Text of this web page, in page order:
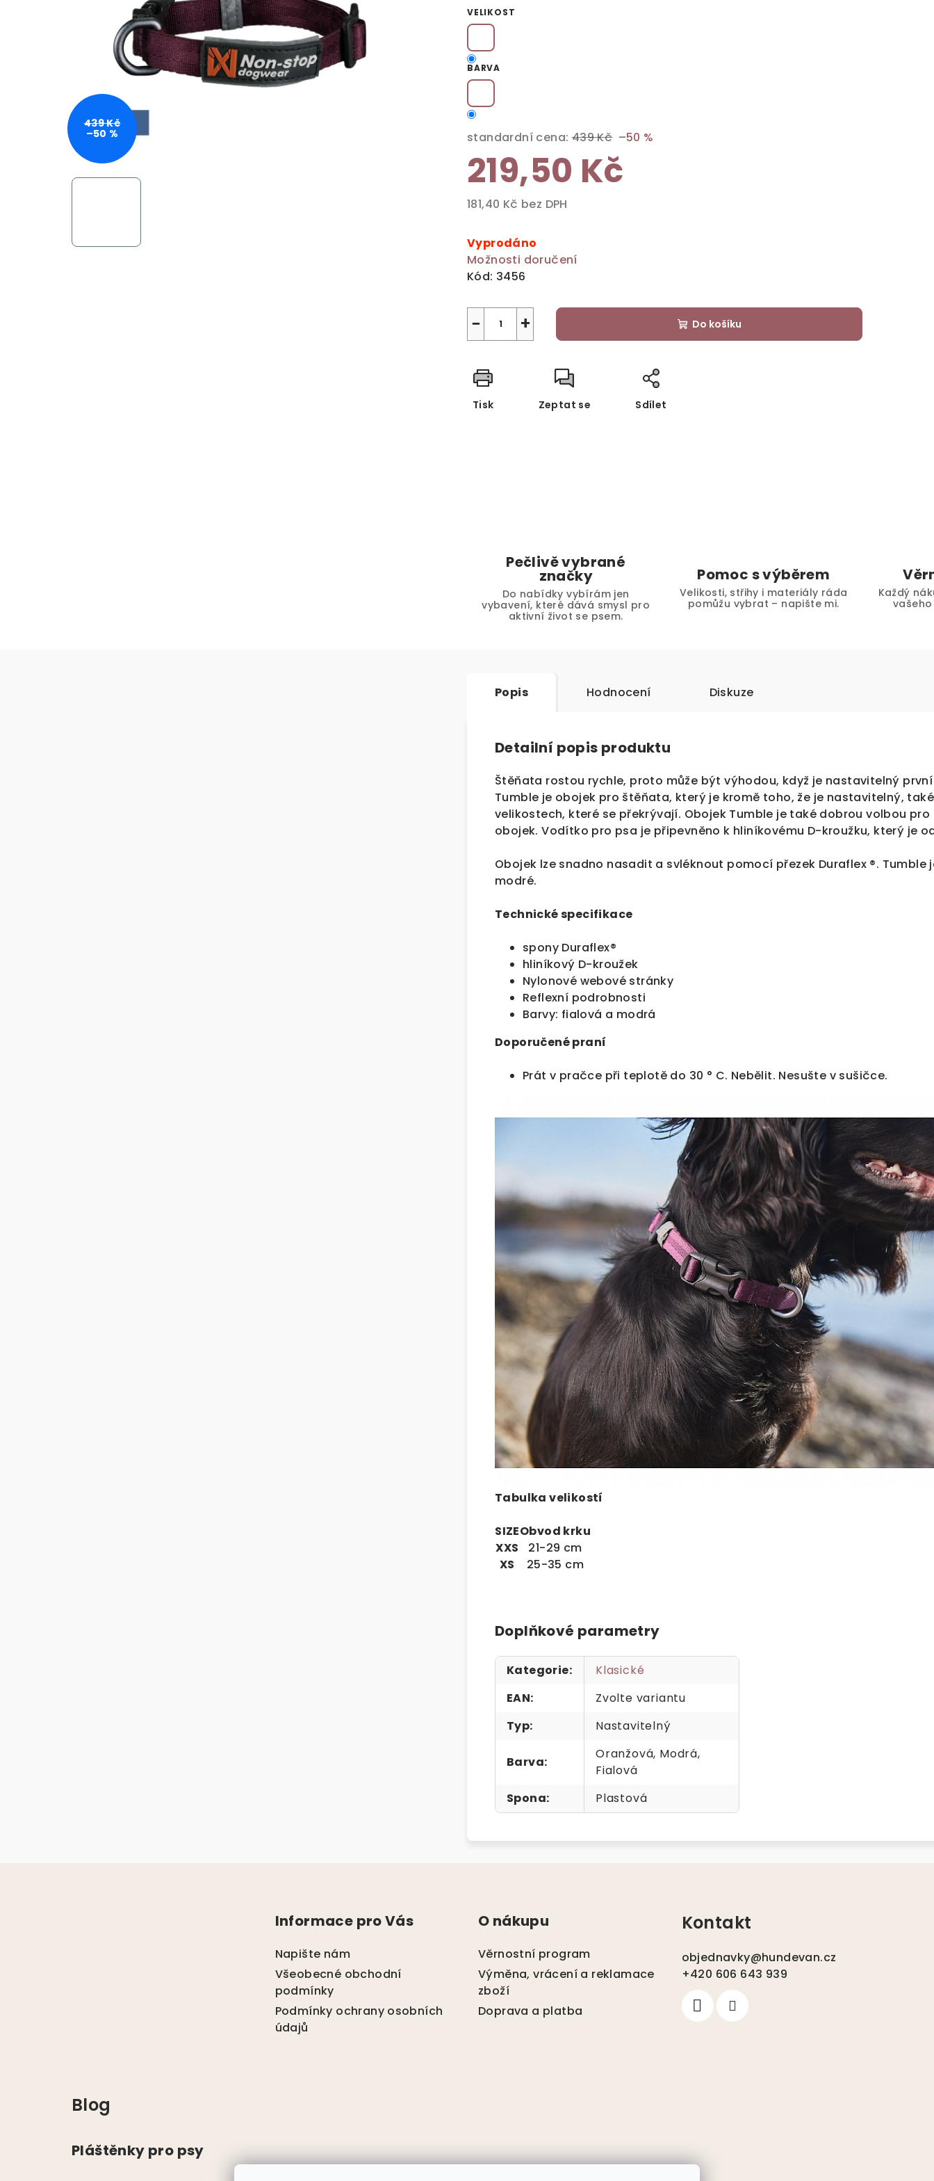
produktu
je
z
5
VELIKOST
BARVA
standardní cena: 439 Kč –50 %
219,50 Kč
181,40 Kč bez DPH
cena:
Vyprodáno
Možnosti doručení
Kód: 3456
+
− Do košíku
Tisk Zeptat se Sdílet
439 Kč
–50 %
Pečlivě vybrané
značky
Do nabídky vybírám jen
vybavení, které dává smysl pro
aktivní život se psem.
Pomoc s výběrem
Velikosti, střihy i materiály ráda
pomůžu vybrat – napište mi.
Každý
Popis Hodnocení Diskuze
Detailní popis produktu
Štěňata rostou rychle, proto může být výhodou, když je nastavitelný
Tumble je obojek pro štěňata, který je kromě toho, že je nastavitelný,
velikostech, které se překrývají. Obojek Tumble je také dobrou volbou
obojek. Vodítko pro psa je připevněno k hliníkovému D-kroužku, který je
Obojek lze snadno nasadit a svléknout pomocí přezek Duraflex ®.
modré.
Technické specifikace
spony Duraflex®
hliníkový D-kroužek
Nylonové webové stránky
Reflexní podrobnosti
Barvy: fialová a modrá
Doporučené praní
Prát v pračce při teplotě do 30 ° C. Nebělit. Nesušte v sušičce.
Tabulka velikostí
SIZEObvod krku
XXS
21-29 cm
XS
25-35 cm
Doplňkové parametry
Kategorie:
Klasické
EAN:
Zvolte variantu
Typ: Nastavitelný
Barva:
Oranžová, Modrá,
Fialová
Spona: Plastová
Informace pro Vás
Napište nám
Všeobecné obchodní
podmínky
Podmínky ochrany osobních
údajů
O nákupu
Věrnostní program
Výměna, vrácení a reklamace
zboží
Doprava a platba
Kontakt
objednavky@hundevan.cz
+420 606 643 939
Blog
Pláštěnky pro psy